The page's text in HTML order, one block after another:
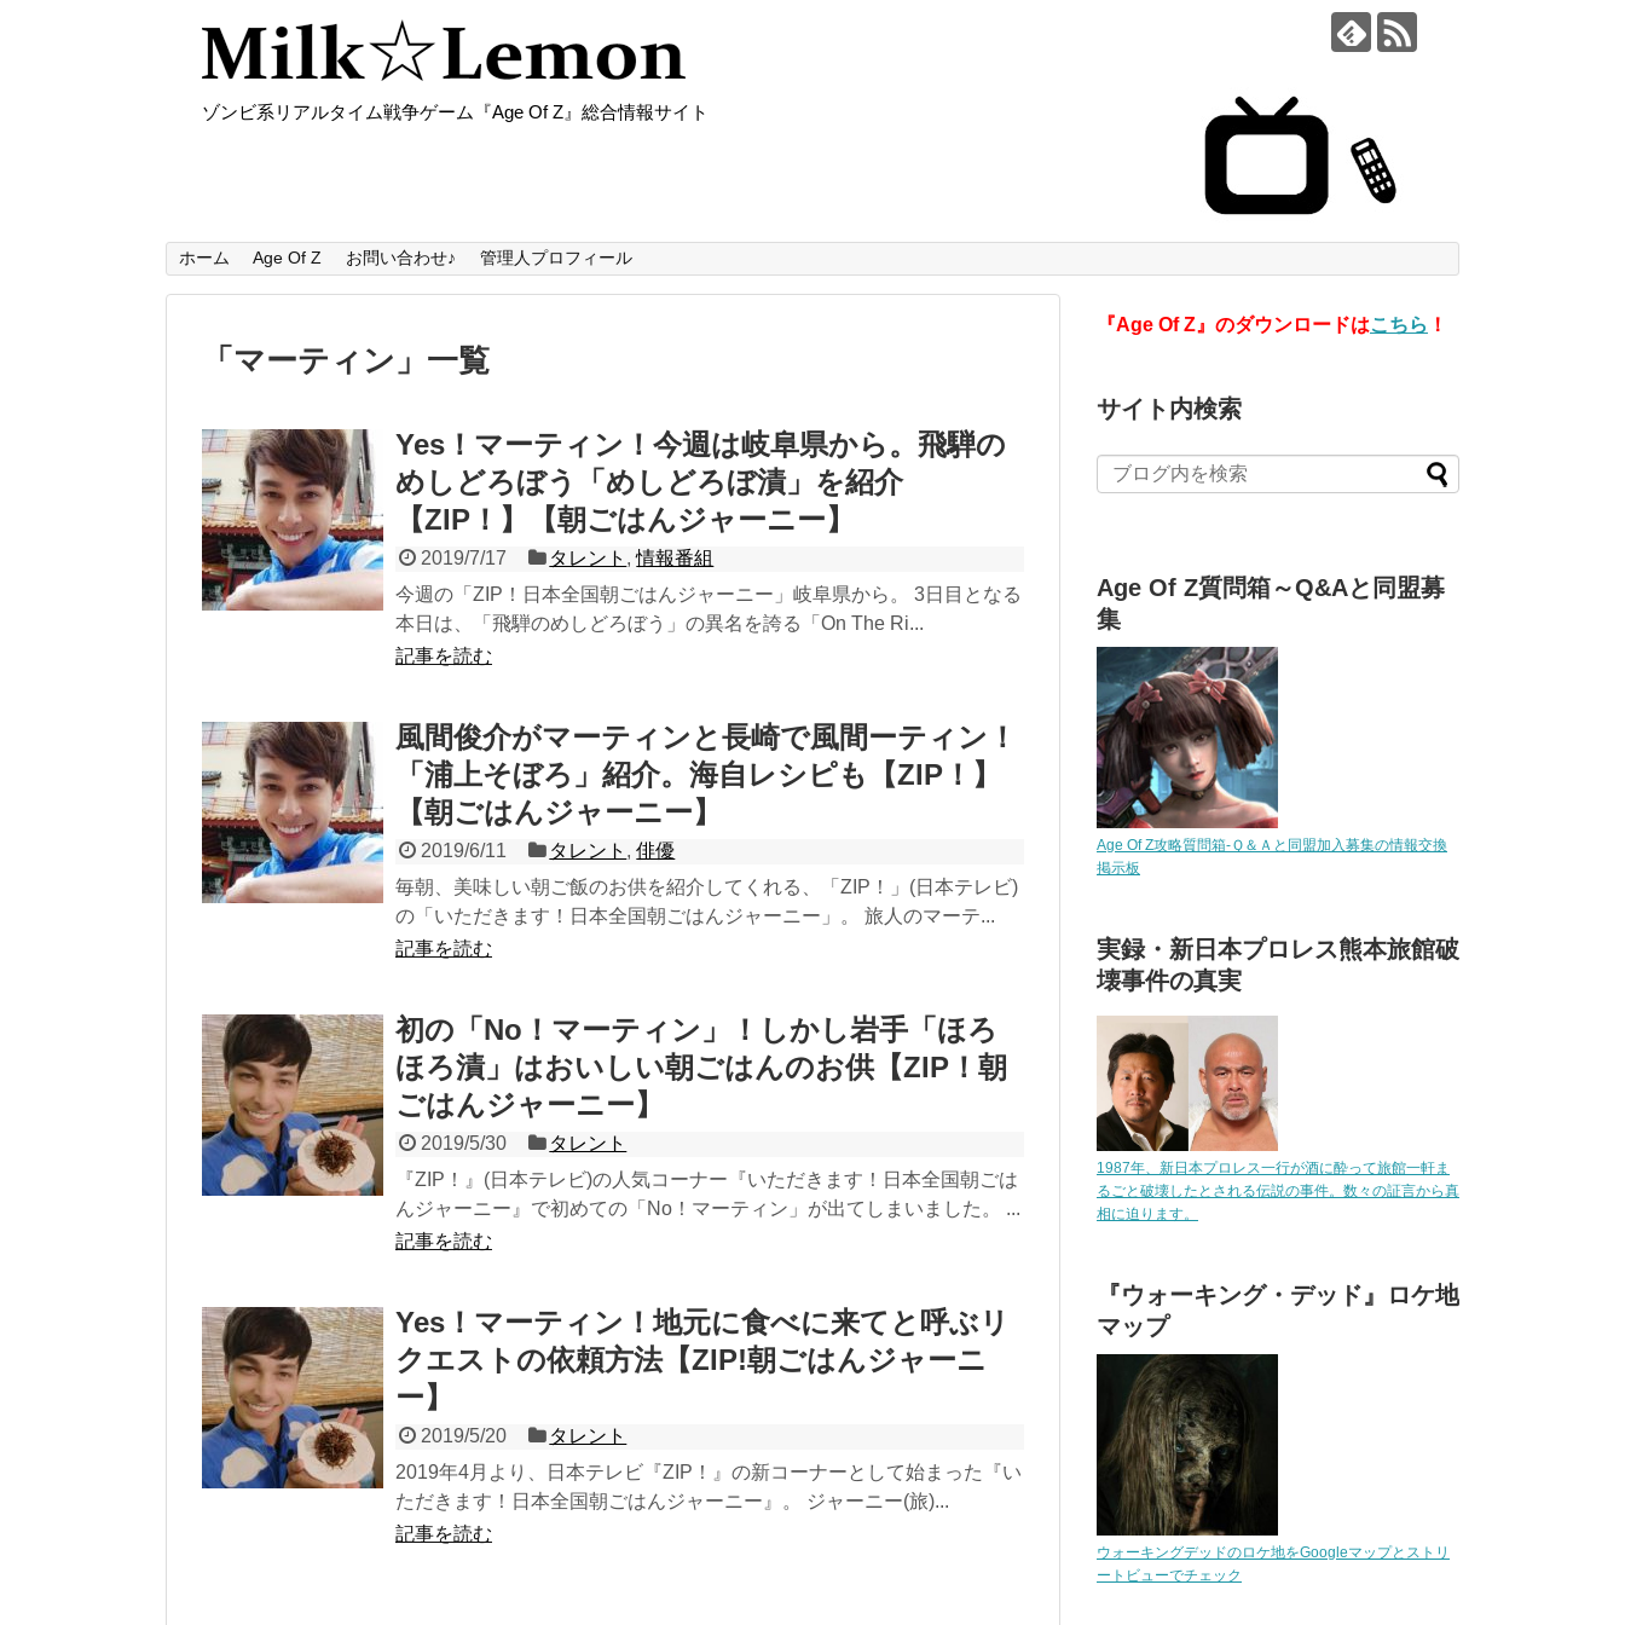
ゾンビ系リアルタイム戦争ゲーム『Age Of Z』総合情報サイト
ホーム Age Of Z お問い合わせ♪ 管理人プロフィール
「 マーティン 」 一覧
Yes！マーティン！今週は岐阜県から。飛騨の
めしどろぼう「めしどろぼ漬」を紹介
【ZIP！】【朝ごはんジャーニー】
2019/7/17 タレント ,情報番組
今週の「ZIP！日本全国朝ごはんジャーニー」岐阜県から。 3日目となる
本日は、「飛騨のめしどろぼう」の異名を誇る「On The Ri...
記事を読む
風間俊介がマーティンと長崎で風間ーティン！
「浦上そぼろ」紹介。海自レシピも【ZIP！】
【朝ごはんジャーニー】
2019/6/11 タレント ,俳優
毎朝、美味しい朝ご飯のお供を紹介してくれる、「ZIP！」(日本テレビ)
の「いただきます！日本全国朝ごはんジャーニー」。 旅人のマーテ...
記事を読む
初の「No！マーティン」！しかし岩手「ほろ
ほろ漬」はおいしい朝ごはんのお供【ZIP！朝
ごはんジャーニー】
2019/5/30
タレント
『ZIP！』(日本テレビ)の人気コーナー『いただきます！日本全国朝ごは
んジャーニー』で初めての「No！マーティン」が出てしまいました。 ...
記事を読む
Yes！マーティン！地元に食べに来てと呼ぶリ
クエストの依頼方法【ZIP!朝ごはんジャーニ
ー】
2019/5/20
タレント
2019年4月より、日本テレビ『ZIP！』の新コーナーとして始まった『い
ただきます！日本全国朝ごはんジャーニー』。 ジャーニー(旅)...
記事を読む
『Age Of Z』のダウンロードはこちら ！
サイト内検索
Age Of Z質問箱～Q&Aと同盟募
集
Age Of Z攻略質問箱-Ｑ＆Ａと同盟加入募集の情報交換
掲示板
実録・新日本プロレス熊本旅館破
壊事件の真実
1987年、新日本プロレス一行が酒に酔って旅館一軒ま
るごと破壊したとされる伝説の事件。数々の証言から真
相に迫ります。
『ウォーキング・デッド』ロケ地
マップ
ウォーキングデッドのロケ地をGoogleマップとストリ
ートビューでチェック